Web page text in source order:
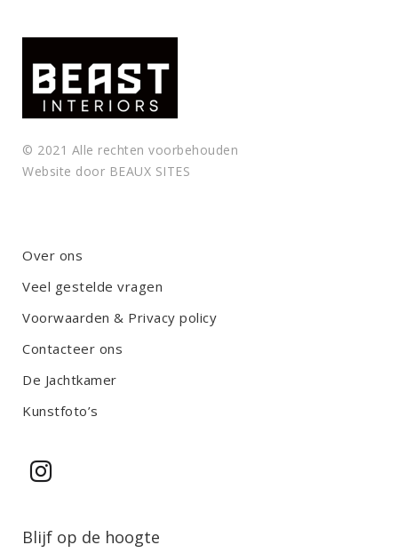
l
e
a
e
t
e
l
e
m
t
y
© 2021 Alle rechten voorbehouden
Website door BEAUX SITES
Over ons
Veel gestelde vragen
Voorwaarden & Privacy policy
Contacteer ons
De Jachtkamer
Kunstfoto’s
Blijf op de hoogte